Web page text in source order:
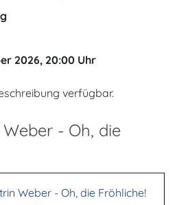
2026, 20:00 Uhr
verfügbar.
- Oh, die
Weber - Oh, die Fröhliche!